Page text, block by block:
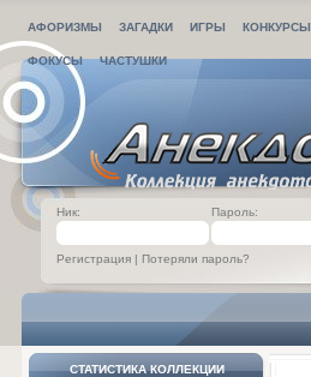
АФОРИЗМЫ ЗАГАДКИ ИГРЫ КОНКУРСЫ
ФОКУСЫ ЧАСТУШКИ
Ник: Пароль:
Регистрация | Потеряли пароль?
СТАТИСТИКА КОЛЛЕКЦИИ